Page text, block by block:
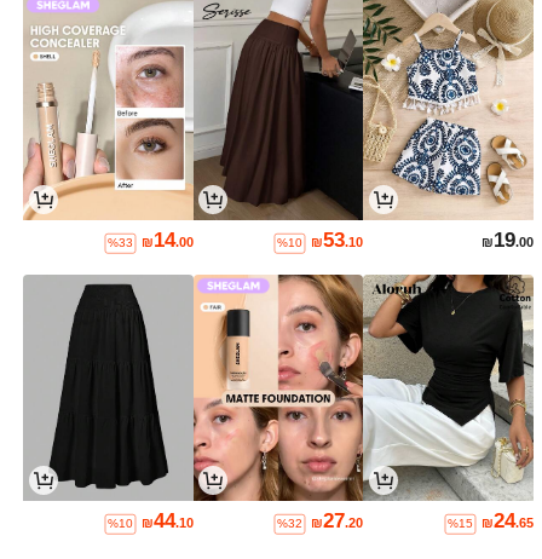
₪19.00
₪53.10
%10
₪14.00
%33
₪24.65
%15
₪27.20
%32
₪44.10
%10